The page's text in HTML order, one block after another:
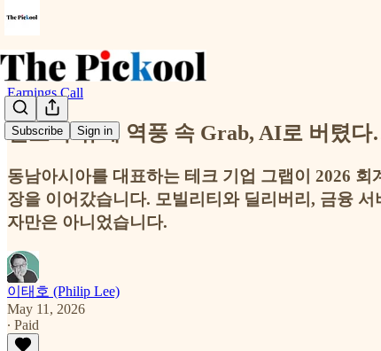
Subscribe Sign in
Earnings Call
연료비·규제 역풍 속 Grab, AI로 버텼
동남아시아를 대표하는 테크 기업 그랩이 2026
장을 이어갔습니다. 모빌리티와 딜리버리, 금융
자만은 아니었습니다.
이태호 (Philip Lee)
May 11, 2026
∙ Paid